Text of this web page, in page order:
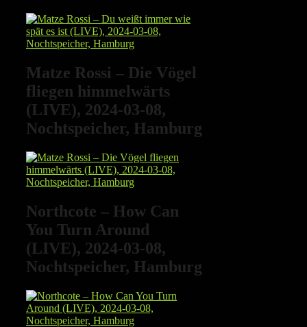
Matze Rossi – Die Vögel
fliegen himmelwärts
(LIVE), 2024-03-08,
Nochtspeicher, Hamburg
Northcote – How Can
You Turn Around
(LIVE), 2024-03-08,
Nochtspeicher, Hamburg